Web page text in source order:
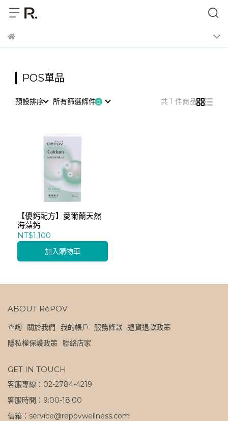
POS單品
預設排序 所有篩選條件 共 1 件商品
【優鈣配方】愛爾蘭天然
海藻鈣
NT$1,100
加入購物車
ABOUT RéPOV
查詢 關於我們 我的帳戶 服務條款 退貨退款政策
隱私權保護政策 聯絡店家
GET IN TOUCH
客服專線：02-2784-4219
客服時間：9:00-18:00
信箱：service@repovwellness.com